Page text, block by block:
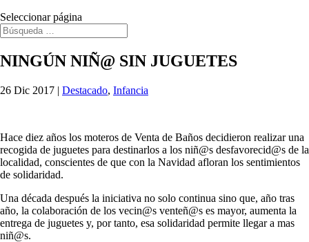
Seleccionar página
NINGÚN NIÑ@ SIN JUGUETES
26 Dic 2017 | Destacado, Infancia
Hace diez años los moteros de Venta de Baños decidieron realizar una
recogida de juguetes para destinarlos a los niñ@s desfavorecid@s de la
localidad, conscientes de que con la Navidad afloran los sentimientos
de solidaridad.
Una década después la iniciativa no solo continua sino que, año tras
año, la colaboración de los vecin@s venteñ@s es mayor, aumenta la
entrega de juguetes y, por tanto, esa solidaridad permite llegar a mas
niñ@s.